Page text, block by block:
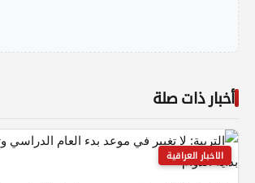
أخبار ذات صلة
الاخبار العراقية